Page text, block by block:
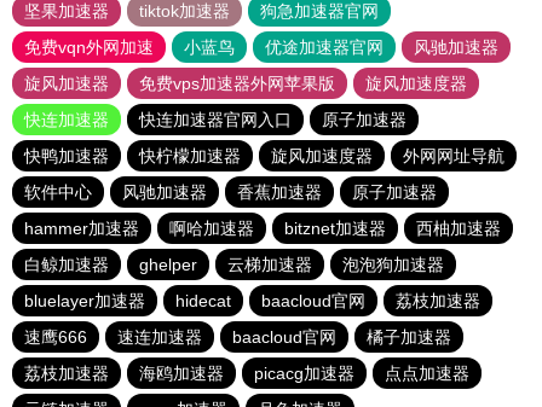
坚果加速器
tiktok加速器
狗急加速器官网
免费vqn外网加速
小蓝鸟 优途加速器官网
风驰加速器
旋风加速器
免费vps加速器外网苹果版
旋风加速度器
快连加速器
快连加速器官网入口
原子加速器
快鸭加速器
快柠檬加速器 旋风加速度器
外网网址导航
软件中心
风驰加速器 香蕉加速器
原子加速器
hammer加速器
啊哈加速器 bitznet加速器
西柚加速器
白鲸加速器
ghelper 云梯加速器
泡泡狗加速器
bluelayer加速器
hidecat baacloud官网
荔枝加速器
速鹰666
速连加速器 baacloud官网
橘子加速器
荔枝加速器
海鸥加速器 picacg加速器
点点加速器